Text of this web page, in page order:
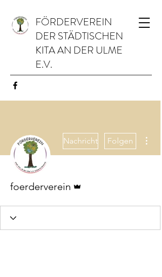
FÖRDERVEREIN
DER STÄDTISCHEN
KITA AN DER ULME
E.V.
Nachricht Folgen
foerderverein